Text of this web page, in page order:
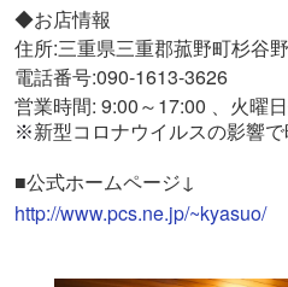
◆お店情報
住所:三重県三重郡菰野町杉谷
電話番号:090-1613-3626
営業時間: 9:00～17:00 、火曜
※新型コロナウイルスの影響で
■公式ホームページ↓
http://www.pcs.ne.jp/~kyasuo/